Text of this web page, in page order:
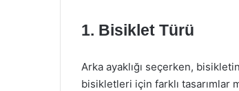
1. Bisiklet Türü
Arka ayaklığı seçerken,
bisikletleri için farklı tasarımlar